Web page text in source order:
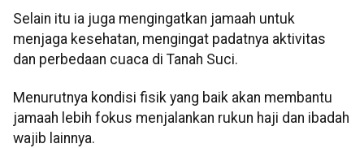
Selain itu ia juga mengingatkan jamaah untuk
menjaga kesehatan, mengingat padatnya aktivitas
dan perbedaan cuaca di Tanah Suci.
Menurutnya kondisi fisik yang baik akan membantu
jamaah lebih fokus menjalankan rukun haji dan ibadah
wajib lainnya.